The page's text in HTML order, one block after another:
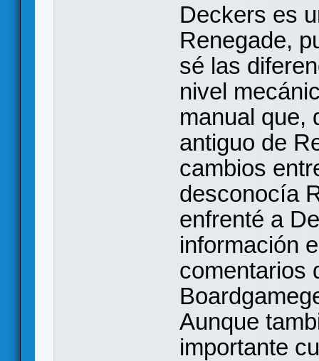
Deckers es
Renegade,
sé las
nivel
manual que,
antiguo de
cambios
desconocía
enfrenté a
información
comentarios
Aunque
importante